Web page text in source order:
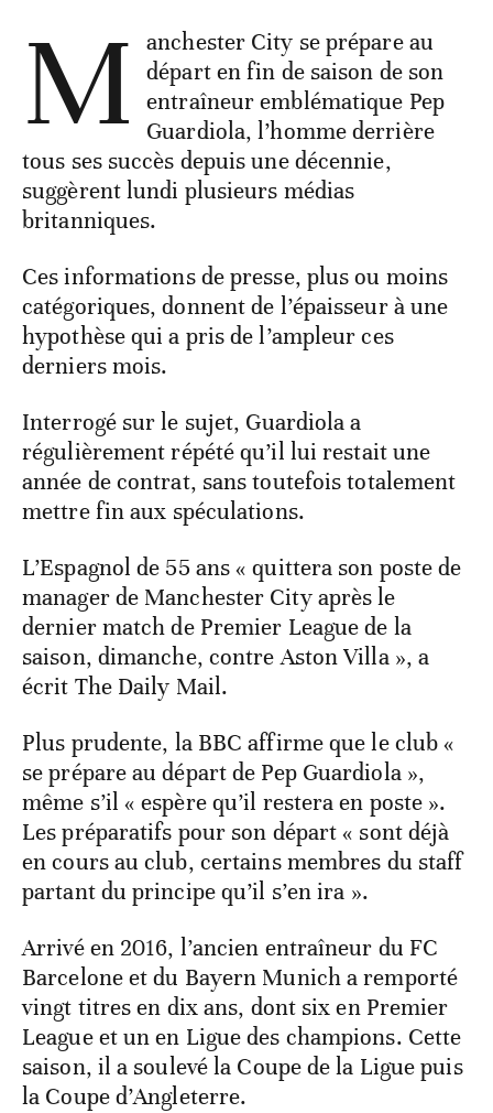
M
anchester City se prépare au
départ en fin de saison de son
entraîneur emblématique Pep
Guardiola, l’homme derrière
tous ses succès depuis une décennie,
suggèrent lundi plusieurs médias
britanniques.
Ces informations de presse, plus ou moins
catégoriques, donnent de l’épaisseur à une
hypothèse qui a pris de l’ampleur ces
derniers mois.
Interrogé sur le sujet, Guardiola a
régulièrement répété qu’il lui restait une
année de contrat, sans toutefois totalement
mettre fin aux spéculations.
L’Espagnol de 55 ans « quittera son poste de
manager de Manchester City après le
dernier match de Premier League de la
saison, dimanche, contre Aston Villa », a
écrit The Daily Mail.
Plus prudente, la BBC affirme que le club «
se prépare au départ de Pep Guardiola »,
même s’il « espère qu’il restera en poste ».
Les préparatifs pour son départ « sont déjà
en cours au club, certains membres du staff
partant du principe qu’il s’en ira ».
Arrivé en 2016, l’ancien entraîneur du FC
Barcelone et du Bayern Munich a remporté
vingt titres en dix ans, dont six en Premier
League et un en Ligue des champions. Cette
saison, il a soulevé la Coupe de la Ligue puis
la Coupe d’Angleterre.